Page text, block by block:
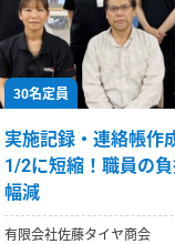
30名定員
実施記録・連絡帳作
1/2に短縮！職員の
幅減
有限会社佐藤タイヤ商会